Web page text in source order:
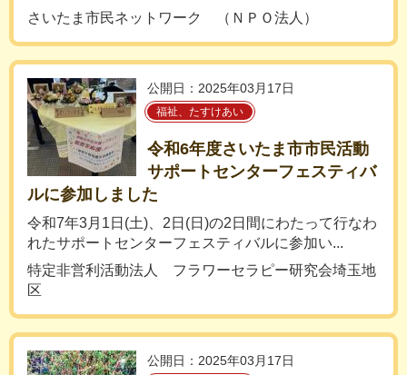
さいたま市民ネットワーク （ＮＰＯ法人）
公開日：2025年03月17日
福祉、たすけあい
令和6年度さいたま市市民活動
サポートセンターフェスティバ
ルに参加しました
令和7年3月1日(土)、2日(日)の2日間にわたって行なわ
れたサポートセンターフェスティバルに参加い...
特定非営利活動法人 フラワーセラピー研究会埼玉地
区
公開日：2025年03月17日